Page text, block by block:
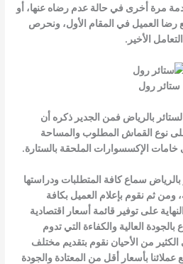
مرة أخرى في حالة عدم رضاه عنها، أو
رضا العميل في المقام الأول، ونحرص
الأخير.
ستائر رول
بالرياض فمن الجدير ذكره أن
نوع القماش المطلوب والمساحة
خامات الإكسسوارات الملحقة بالستارة.
سماع كافة المتطلبات ودراستها
ومن ثم نقوم بإعلام العميل بكافة
على توفير قائمة أسعار اقتصادية
العالية والكفاءة التي تدوم
من الأحيان نقوم بتقديم مختلف
بأسعار أقل من المعتادة والجودة